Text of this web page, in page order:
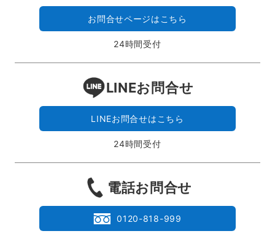
お問合せページはこちら
24時間受付
LINEお問合せ
LINEお問合せはこちら
24時間受付
電話お問合せ
0120-818-999